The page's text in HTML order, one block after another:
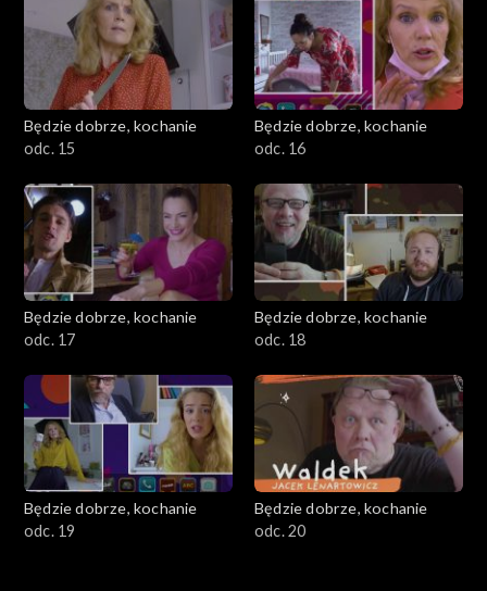
Będzie dobrze, kochanie
odc. 15
Będzie dobrze, kochanie
odc. 16
Będzie dobrze, kochanie
odc. 17
Będzie dobrze, kochanie
odc. 18
Będzie dobrze, kochanie
odc. 19
Będzie dobrze, kochanie
odc. 20